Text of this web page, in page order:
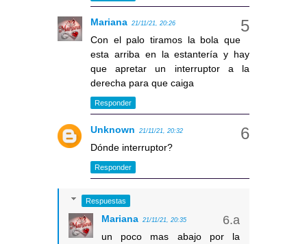
Mariana 21/11/21, 20:26
Con el palo tiramos la bola que
esta arriba en la estantería y hay
que apretar un interruptor a la
derecha para que caiga
Responder
Unknown 21/11/21, 20:32
Dónde interruptor?
Responder
Respuestas
Mariana 21/11/21, 20:35
un poco mas abajo por la